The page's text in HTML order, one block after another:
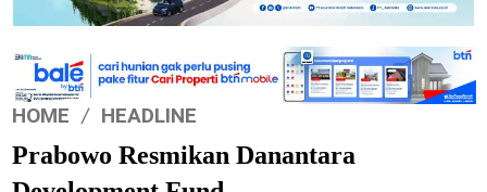
HOME HEADLINE
Prabowo Resmikan Danantara